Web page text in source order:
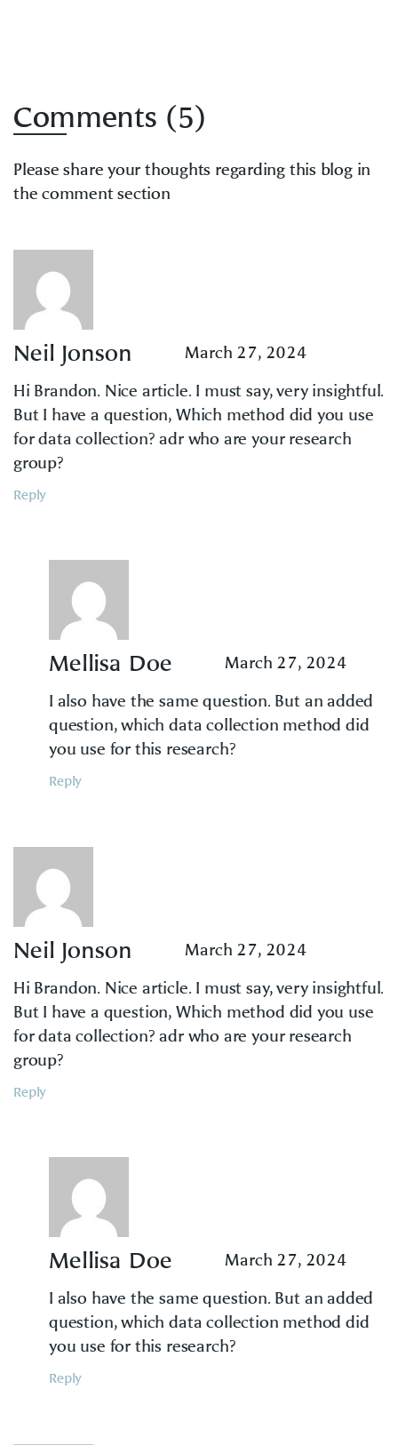
Comments (5)
Please share your thoughts regarding this blog in
the comment section
Neil Jonson
March 27, 2024
Hi Brandon. Nice article. I must say, very insightful.
But I have a question, Which method did you use
for data collection? adr who are your research
group?
Reply
Mellisa Doe
March 27, 2024
I also have the same question. But an added
question, which data collection method did
you use for this research?
Reply
Neil Jonson
March 27, 2024
Hi Brandon. Nice article. I must say, very insightful.
But I have a question, Which method did you use
for data collection? adr who are your research
group?
Reply
Mellisa Doe
March 27, 2024
I also have the same question. But an added
question, which data collection method did
you use for this research?
Reply